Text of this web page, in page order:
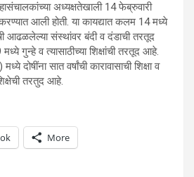
अध्यक्षतेखाली 14 फेब्रुवारी
आली होती. या कायद्यात कलम 14 मध्ये
आढळलेल्या संस्थांवर बंदी व दंडाची तरतूद
गुन्हे व त्यासाठीच्या शिक्षांची तरतूद आहे.
सात वर्षांची कारावासाची शिक्षा व
तरतुद आहे.
More